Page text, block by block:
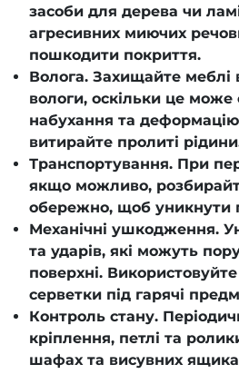
засоби для дерева чи
агресивних миючих
пошкодити покриття.
Волога. Захищайте меблі
вологи, оскільки це
набухання та
витирайте пролиті
Транспортування. При
якщо можливо,
обережно, щоб уникнути
Механічні ушкодження.
та ударів, які можуть
поверхні.
серветки під гарячі
Контроль стану.
кріплення, петлі та
шафах та висувних